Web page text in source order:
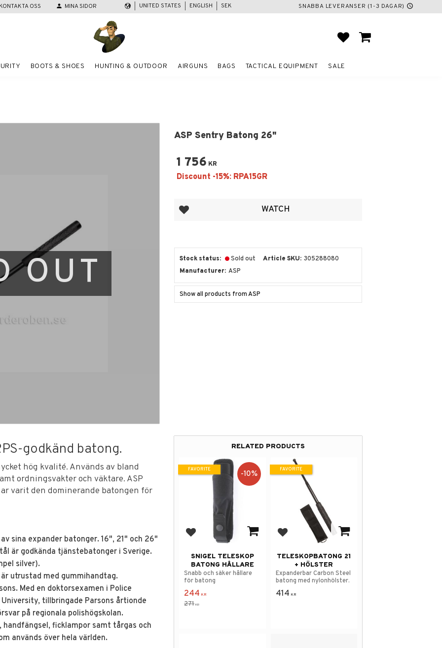
OSS person MINA SIDOR SNABBA LEVERANSER (1-3 DAGAR) schedule
UNITED STATES ENGLISH SEK
FAVORITES
BASKET
BOOTS & SHOES HUNTING & OUTDOOR AIRGUNS BAGS TACTICAL EQUIPMENT SALE
ASP Sentry Batong 26"
OUT
1 756 KR
Add to favorites WATCH
Stock status Sold out Article SKU 305288080
Manufacturer ASP
Show all products from ASP
godkänd batong.
hög kvalité. Används av bland
ordningsvakter och väktare. ASP
varit den dominerande batongen för
sina expander batonger. 16", 21" och 26"
är godkända tjänstebatonger i Sverige.
silver).
utrustad med gummihandtag.
Med en doktorsexamen i Police
tillbringade Parsons årtionde
på regionala polishögskolan.
ficklampor samt tårgas och
används över hela världen.
RELATED PRODUCTS
Add to favorites
SNIGEL TELESKOP
BATONG HÅLLARE
Snabb och säker hållare
för batong
244 KR
271KR
10%
FAVORITE
Add to favorites
TELESKOPBATONG 21
+ HÖLSTER
Expanderbar Carbon Steel
batong med nylonhölster.
414 KR
FAVORITE